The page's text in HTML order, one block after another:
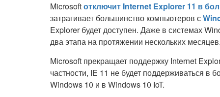
Microsoftотключит Internet Explorer 11 в
затрагивает большинство компьютеров с
Explorer будет доступен. Даже в системах
два этапа на протяжении нескольких
Microsoft прекращает поддержку Internet
частности, IE 11 не будет поддерживаться в
Windows 10 и в Windows 10 IoT.